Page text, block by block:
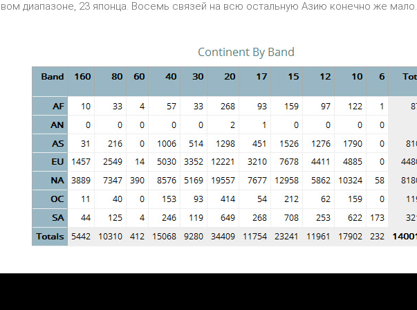
диапазоне, 23 японца. Восемь связей на всю остальную Азию конечно же мало.